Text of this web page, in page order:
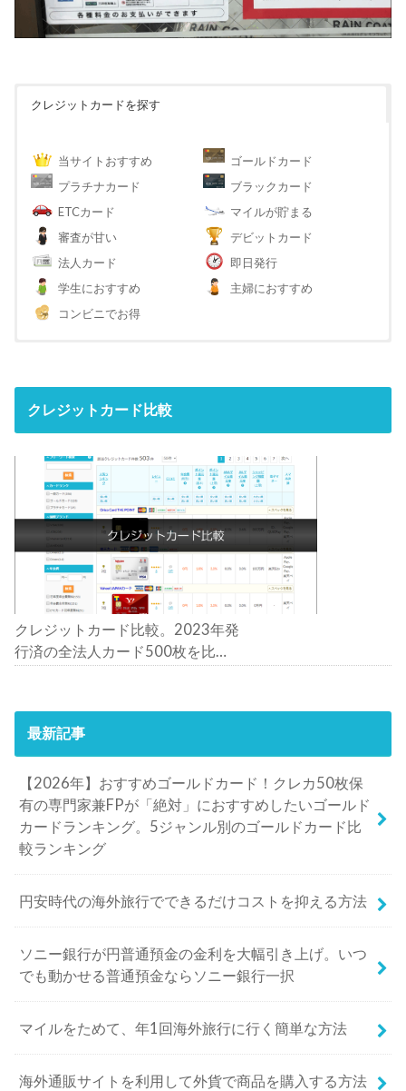
クレジットカードを探す
当サイトおすすめ
ゴールドカード
プラチナカード
ブラックカード
ETCカード
マイルが貯まる
審査が甘い
デビットカード
法人カード
即日発行
学生におすすめ
主婦におすすめ
コンビニでお得
クレジットカード比較
クレジットカード比較。2023年発
行済の全法人カード500枚を比
最新記事
【2026年】おすすめゴールドカード！クレカ50枚保
有の専門家兼FPが「絶対」におすすめしたいゴールド
カードランキング。5ジャンル別のゴールドカード比
較ランキング
円安時代の海外旅行でできるだけコストを抑える方法
ソニー銀行が円普通預金の金利を大幅引き上げ。いつ
でも動かせる普通預金ならソニー銀行一択
マイルをためて、年1回海外旅行に行く簡単な方法
海外通販サイトを利用して外貨で商品を購入する方法